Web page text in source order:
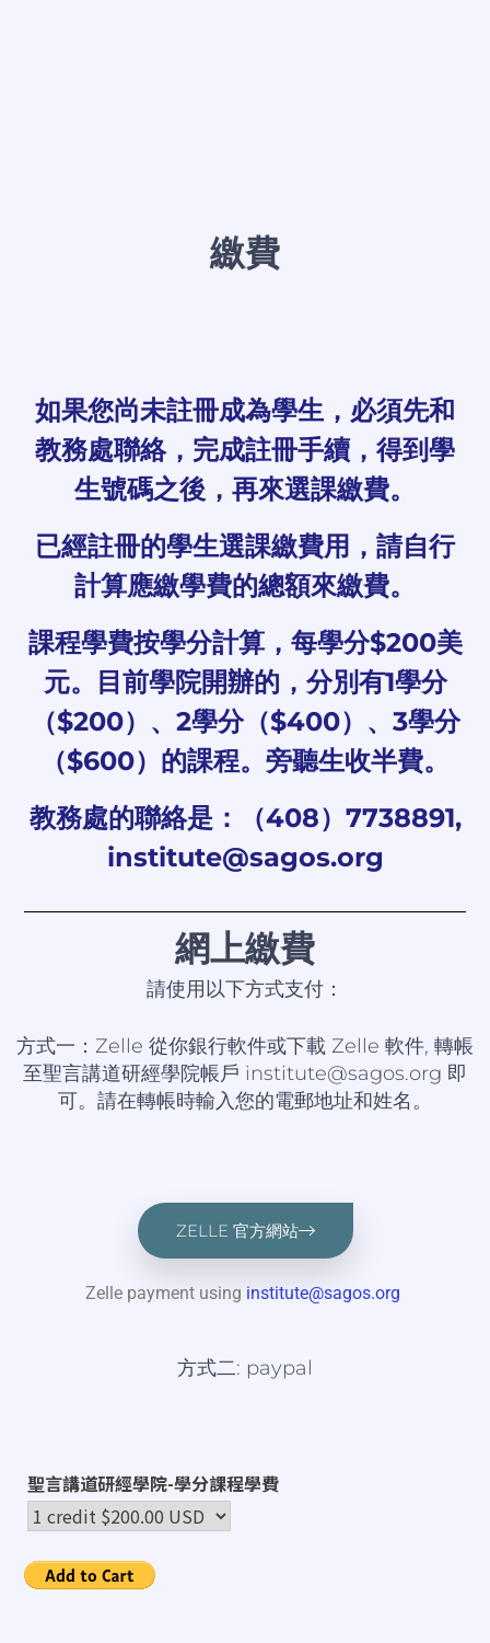
繳費
如果您尚未註冊成為學生，必須先和
教務處聯絡，完成註冊手續，得到學
生號碼之後，再來選課繳費。
已經註冊的學生選課繳費用，請自行
計算應繳學費的總額來繳費。
課程學費按學分計算，每學分$200美
元。目前學院開辦的，分別有1學分
（$200）、2學分（$400）、3學分
（$600）的課程。旁聽生收半費。
教務處的聯絡是：（408）7738891,
institute@sagos.org
網上繳費
請使用以下方式支付：
方式一：Zelle 從你銀行軟件或下載 Zelle 軟件, 轉帳
至聖言講道研經學院帳戶 institute@sagos.org 即
可。請在轉帳時輸入您的電郵地址和姓名。
ZELLE 官方網站
Zelle payment using institute@sagos.org
方式二: paypal
聖言講道研經學院-學分課程學費